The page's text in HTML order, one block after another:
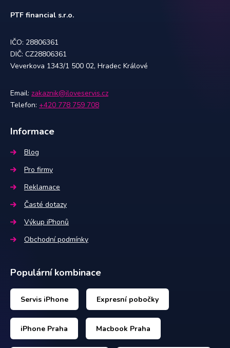
PTF financial s.r.o.
IČO: 28806361
DIČ: CZ28806361
Veverkova 1343/1 500 02, Hradec Králové
Email: zakaznik@iloveservis.cz
Telefon: +420 778 759 708
Informace
Blog
Pro firmy
Reklamace
Časté dotazy
Výkup iPhonů
Obchodní podmínky
Populární kombinace
Servis iPhone Expresní pobočky
iPhone Praha Macbook Praha